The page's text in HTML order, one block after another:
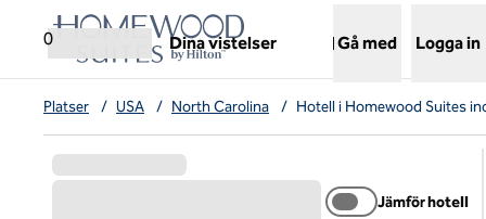
Gå vidare till innehållet
0
Dina vistelser
,öppnar ny flik
Gå med Logga in
Platser / USA / North Carolina / Hotell i Homewood Suites
Jämför hotell